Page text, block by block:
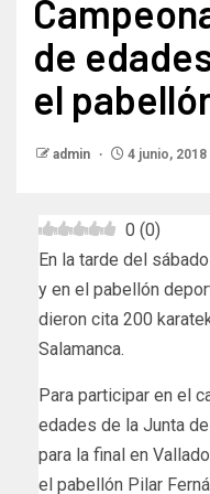
de
el
admin 4 junio, 2018
0 (0)
En la tarde del
y en el pabellón
dieron cita 200
Salamanca.
Para participar en el
edades de la Junta
para la final en
el pabellón Pilar